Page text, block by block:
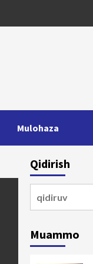
Mulohaza
Qidirish
Muammo